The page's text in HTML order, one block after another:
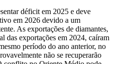
déficit em 2025 e deve
em 2026 devido a um
As exportações de diamantes,
das exportações em 2024, caíram
período do ano anterior, no
não se recuperarão